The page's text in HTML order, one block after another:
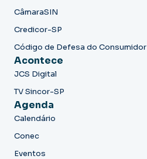
CâmaraSIN
Credicor-SP
Código de Defesa do Consumidor
Acontece
JCS Digital
TV Sincor-SP
Agenda
Calendário
Conec
Eventos